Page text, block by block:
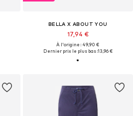
BELLA X ABOUT YOU
17,94 €
À l'origine : 49,90 €
Dernier prix le plus bas :13,96 €